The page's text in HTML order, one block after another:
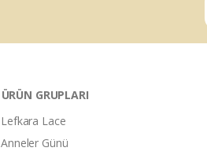
ÜRÜN GRUPLARI
Lefkara Lace
Anneler Günü